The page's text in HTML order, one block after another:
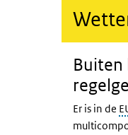
Buiten
Er is in de